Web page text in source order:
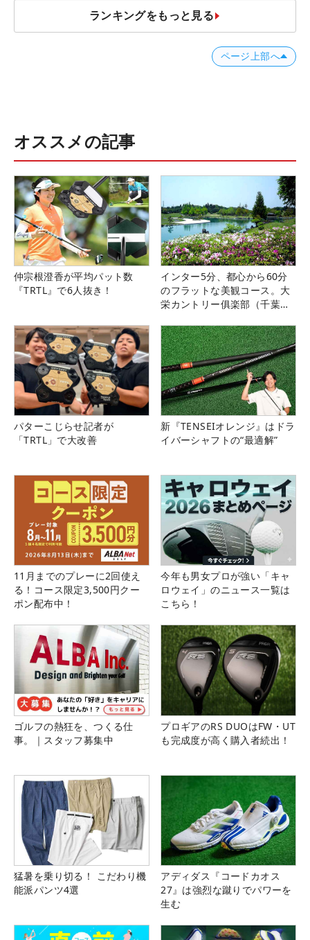
ランキングをもっと見る
ページ上部へ
オススメの記事
仲宗根澄香が平均パット数
『TRTL』で6人抜き！
インター5分、都心から60分
のフラットな美観コース。大
栄カントリー俱楽部（千葉
パターこじらせ記者が
「TRTL」で大改善
新『TENSEIオレンジ』はドラ
イバーシャフトの“最適解”
11月までのプレーに2回使え
る！コース限定3,500円クー
ポン配布中！
今年も男女プロが強い「キャ
ロウェイ」のニュース一覧は
こちら！
ゴルフの熱狂を、つくる仕
事。｜スタッフ募集中
プロギアのRS DUOはFW・UT
も完成度が高く購入者続出！
猛暑を乗り切る！ こだわり機
能派パンツ4選
アディダス『コードカオス
27』は強烈な蹴りでパワーを
生む